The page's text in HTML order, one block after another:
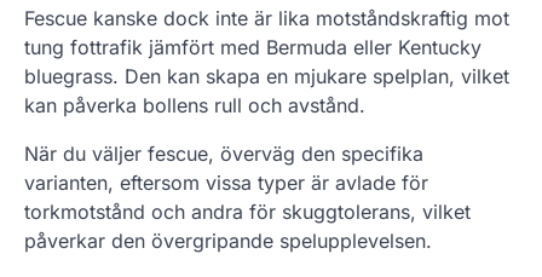
Fescue kanske dock inte är lika motståndskraftig mot
tung fottrafik jämfört med Bermuda eller Kentucky
bluegrass. Den kan skapa en mjukare spelplan, vilket
kan påverka bollens rull och avstånd.
När du väljer fescue, överväg den specifika
varianten, eftersom vissa typer är avlade för
torkmotstånd och andra för skuggtolerans, vilket
påverkar den övergripande spelupplevelsen.